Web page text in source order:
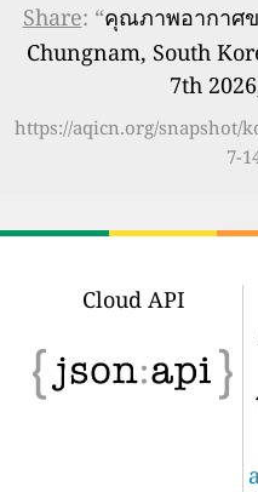
Share: “คุณภาพอากาศข
Chungnam, South
7th
https://aqicn.org/snapshot/
7-
Cloud API